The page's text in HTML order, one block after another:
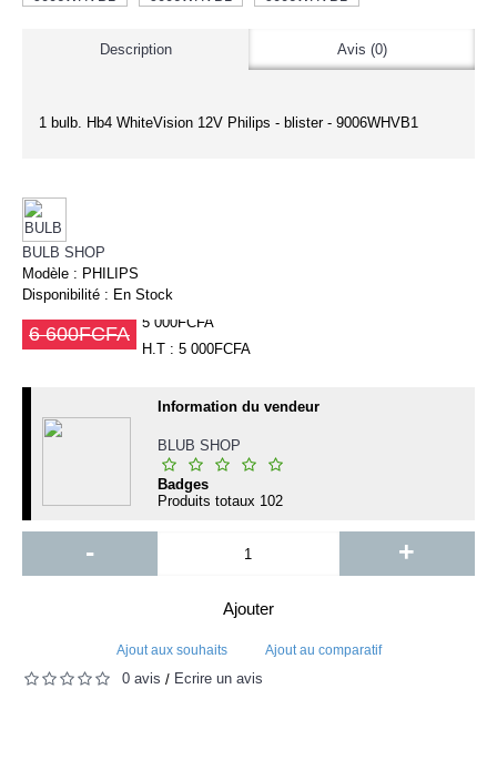
Description Avis (0)
1 bulb. Hb4 WhiteVision 12V Philips - blister - 9006WHVB1
BULB SHOP
Modèle : PHILIPS
Disponibilité : En Stock
6 600FCFA
5 000FCFA
H.T : 5 000FCFA
Information du vendeur
BLUB SHOP
Badges
Produits totaux 102
- +
Ajouter
Ajout aux souhaits Ajout au comparatif
0 avis / Écrire un avis